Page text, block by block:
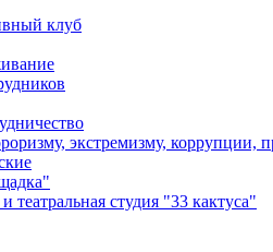
клуб
экстремизму, коррупции,
театральная студия "33 кактуса"